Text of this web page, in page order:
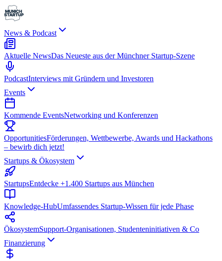
News & Podcast
Aktuelle NewsDas Neueste aus der Münchner Startup-Szene
PodcastInterviews mit Gründern und Investoren
Events
Kommende EventsNetworking und Konferenzen
OpportunitiesFörderungen, Wettbewerbe, Awards und Hackathons
– bewirb dich jetzt!
Startups & Ökosystem
StartupsEntdecke +1.400 Startups aus München
Knowledge-HubUmfassendes Startup-Wissen für jede Phase
ÖkosystemSupport-Organisationen, Studenteninitiativen & Co
Finanzierung